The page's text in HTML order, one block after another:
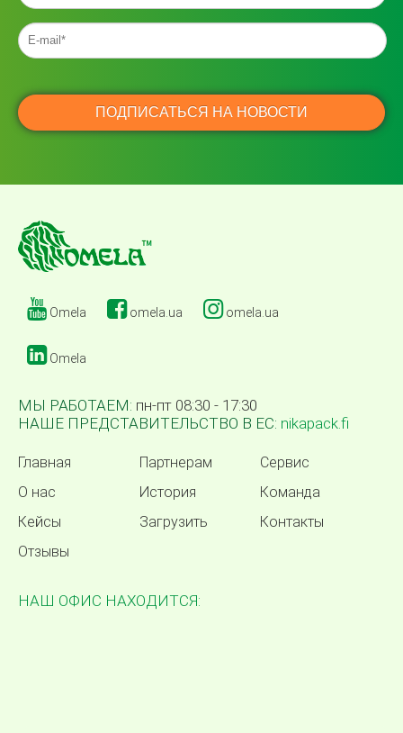
Omela omela.ua omela.ua
Omela
МЫ РАБОТАЕМ: пн-пт 08:30 - 17:30
НАШЕ ПРЕДСТАВИТЕЛЬСТВО В ЕС: nikapack.fi
Главная Партнерам
Сервис
О нас
История
Команда
Кейсы
Загрузить
Контакты
Отзывы
НАШ ОФИС НАХОДИТСЯ: